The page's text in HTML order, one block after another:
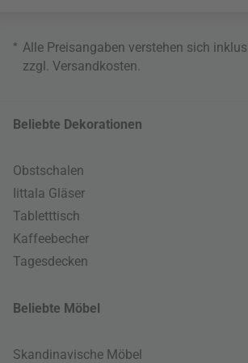
* Alle Preisangaben verstehen sich
zzgl. Versandkosten
Beliebte Dekorationen
Obstschalen
Iittala Gläser
Tabletttisch
Kaffeebecher
Tagesdecken
Beliebte Möbel
Skandinavische Möbel